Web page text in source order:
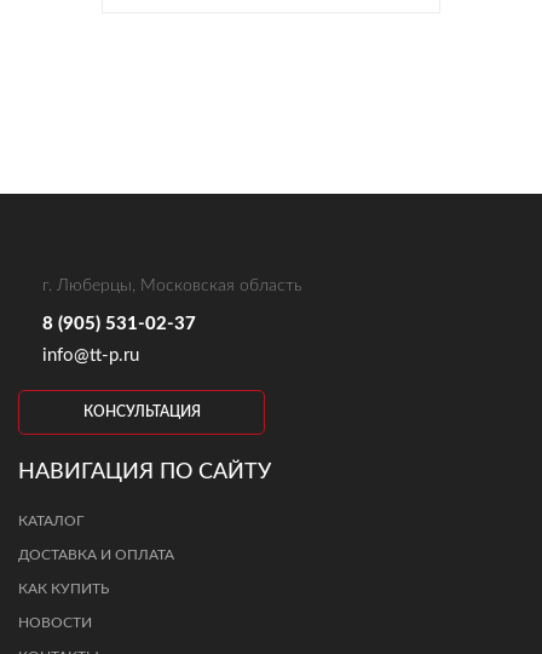
г. Люберцы, Московская область
8 (905) 531-02-37
info@tt-p.ru
КОНСУЛЬТАЦИЯ
НАВИГАЦИЯ ПО САЙТУ
КАТАЛОГ
ДОСТАВКА И ОПЛАТА
КАК КУПИТЬ
НОВОСТИ